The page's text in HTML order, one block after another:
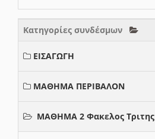
Κατηγορίες συνδέσμων
ΕΙΣΑΓΩΓΗ
ΜΑΘΗΜΑ ΠΕΡΙΒΑΛΟΝ
ΜΑΘΗΜΑ 2 Φακελος Τριτης